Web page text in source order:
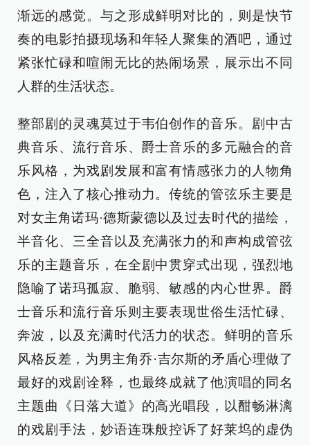
渐远的感觉。与之形成鲜明对比的，则是快节
奏的电影拍摄现场和年轻人聚集的酒吧，通过
紧张忙碌和喧闹无比的热闹场景，展示出不同
人群的生活状态。
整部剧的灵魂莫过于韦伯创作的音乐。剧中古
典音乐、流行音乐、爵士音乐的多元融合的音
乐风格，为戏剧发展和富有情感张力的人物角
色，注入了核心推动力。传统的管弦乐主要是
对女主角诺玛·德斯蒙德以及过去时代的描绘，
半音化、三全音以及充满张力的和声构成管弦
乐的主题音乐，在全剧中贯穿式出现，强烈地
隐喻了诺玛孤寂、脆弱、敏感的内心世界。爵
士音乐和流行音乐则主要表现世俗生活忙碌、
奔波，以及充满时代活力的状态。鲜明的音乐
风格反差，为男主角乔·吉尔斯的矛盾心理做了
最好的戏剧诠释，也最终成就了他演唱的同名
主题曲《日落大道》的高光唱段，以酣畅淋漓
的戏剧手法，妙语连珠般控诉了好莱坞的虚伪